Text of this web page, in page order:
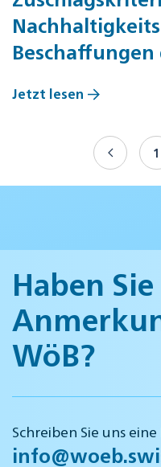
Beschaffungen
Jetzt lesen
1
Haben
WöB?
Schreiben Sie uns